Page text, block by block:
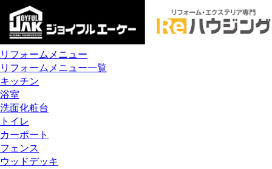
リフォームメニュー
リフォームメニュー一覧
キッチン
浴室
洗面化粧台
トイレ
カーポート
フェンス
ウッドデッキ